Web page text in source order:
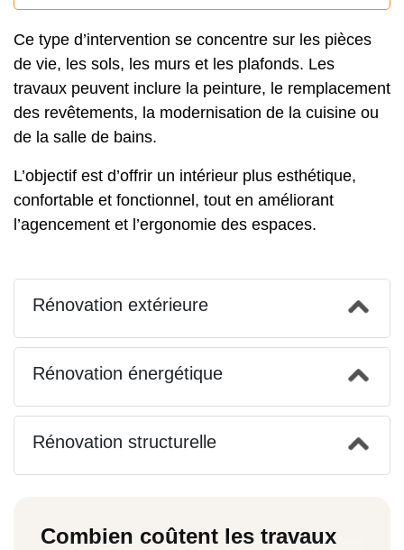
Ce type d’intervention se concentre sur les pièces
de vie, les sols, les murs et les plafonds. Les
travaux peuvent inclure la peinture, le remplacement
des revêtements, la modernisation de la cuisine ou
de la salle de bains.
L’objectif est d’offrir un intérieur plus esthétique,
confortable et fonctionnel, tout en améliorant
l’agencement et l’ergonomie des espaces.
Rénovation extérieure
Rénovation énergétique
Rénovation structurelle
Combien coûtent les travaux